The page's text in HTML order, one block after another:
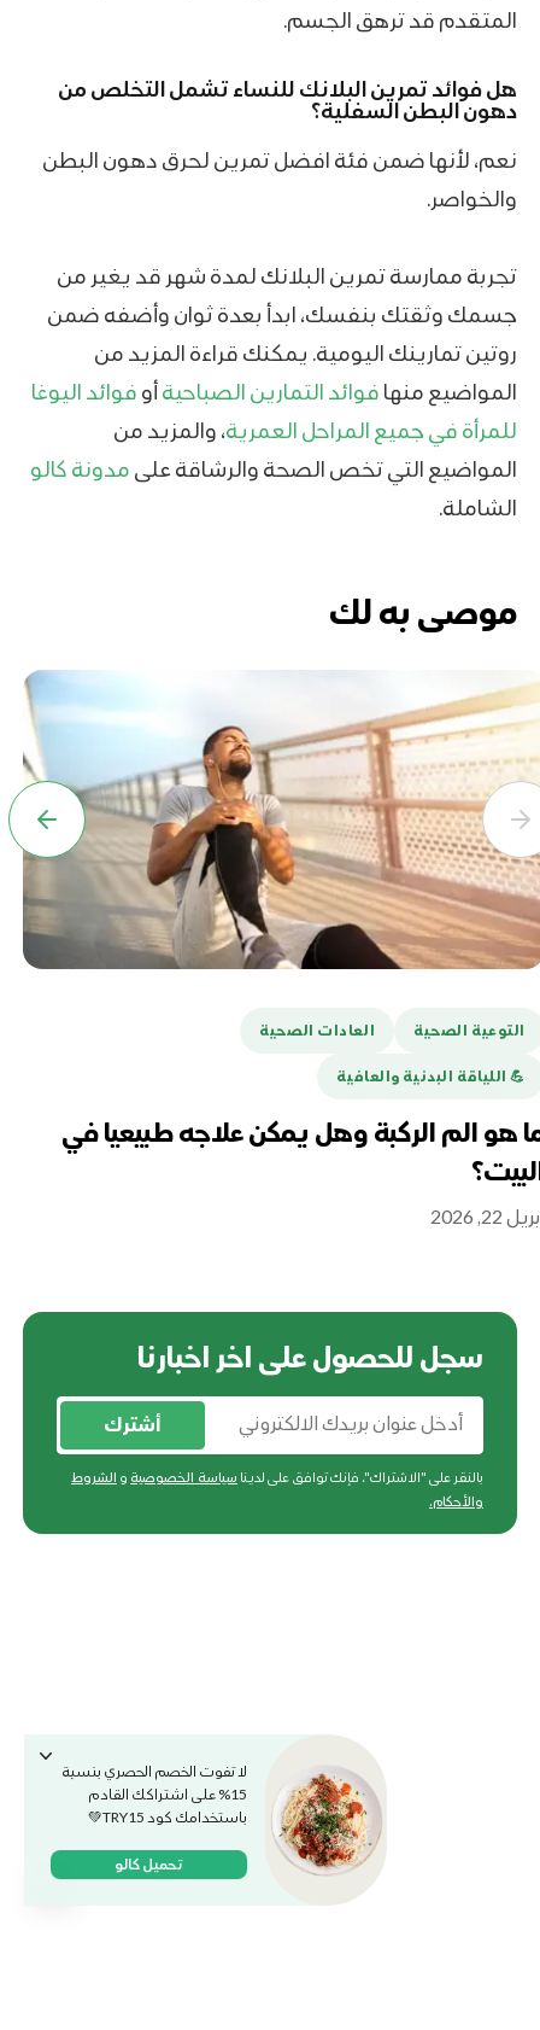
المتقدم قد ترهق الجسم.
هل فوائد تمرين البلانك للنساء تشمل التخلص من
دهون البطن السفلية؟
نعم، لأنها ضمن فئة افضل تمرين لحرق دهون البطن
والخواصر.
تجربة ممارسة تمرين البلانك لمدة شهر​ قد يغير من
جسمك وثقتك بنفسك، ابدأ بعدة ثوان وأضفه ضمن
روتين تمارينك اليومية. يمكنك قراءة المزيد من
المواضيع منها فوائد التمارين الصباحيةأو فوائد اليوغا
للمرأة في جميع المراحل العمرية، والمزيد من
المواضيع التي تخص الصحة والرشاقة على مدونة كالو
الشاملة.
موصى به لك
التوعية الصحية العادات الصحية
💪️ اللياقة البدنية والعافية
هو الم الركبة وهل يمكن علاجه طبيعيا في
22, 2026
سجل للحصول على اخر اخبارنا
أشترك
بالنقر على "الاشتراك"، فإنك توافق على لدينا سياسة الخصوصية و الشروط
والأحكام.
لا تفوت الخصم الحصري بنسبة
15% على اشتراكك القادم
باستخدامك كود TRY15💚
تحميل كالو